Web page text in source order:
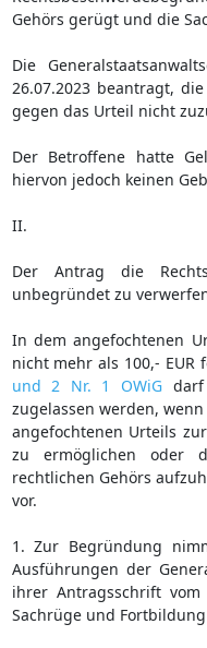
Gehörs gerügt und die
Die
26.07.2023 beantragt,
gegen das Urteil nicht
Der Betroffene hatte
hiervon jedoch keinen
II.
Der Antrag die
unbegründet zu
In dem angefochtenen
nicht mehr als 100,- EUR
und 2 Nr. 1 OWiG
zugelassen werden,
angefochtenen Urteils
zu ermöglichen oder
rechtlichen Gehörs
vor.
1. Zur Begründung
Ausführungen der
ihrer Antragsschrift
Sachrüge und